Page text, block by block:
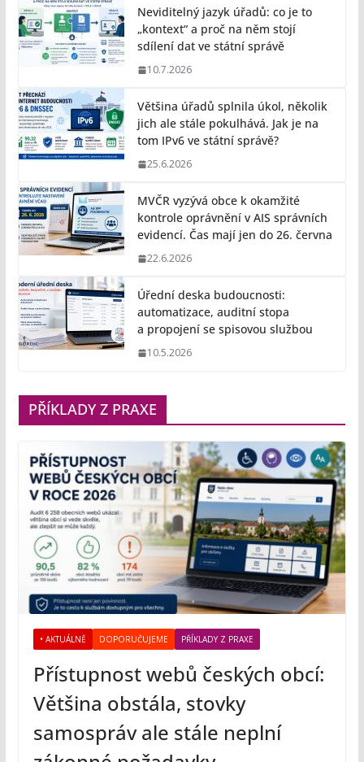
Neviditelný jazyk úřadů: co je to
„kontext“ a proč na něm stojí
sdílení dat ve státní správě
10.7.2026
Většina úřadů splnila úkol, několik
jich ale stále pokulhává. Jak je na
tom IPv6 ve státní správě?
25.6.2026
MVČR vyzývá obce k okamžité
kontrole oprávnění v AIS správních
evidencí. Čas mají jen do 26. června
22.6.2026
Úřední deska budoucnosti:
automatizace, auditní stopa
a propojení se spisovou službou
10.5.2026
PŘÍKLADY Z PRAXE
• AKTUÁLNĚ DOPORUČUJEME PŘÍKLADY Z PRAXE
Přístupnost webů českých obcí:
Většina obstála, stovky
samospráv ale stále neplní